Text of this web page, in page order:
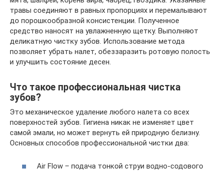
травы соединяют в равных пропорциях и перемалывают
до порошкообразной консистенции. Полученное
средство наносят на увлажненную щетку. Выполняют
деликатную чистку зубов. Использование метода
позволяет убрать налет, обеззаразить ротовую полость
и улучшить состояние десен.
Что такое профессиональная чистка
зубов?
Это механическое удаление любого налета со всех
поверхностей зубов. Гигиена никак не изменяет цвет
самой эмали, но может вернуть ей природную белизну.
Основных способов профессиональной чистки два:
Air Flow – подача тонкой струи водно-содового